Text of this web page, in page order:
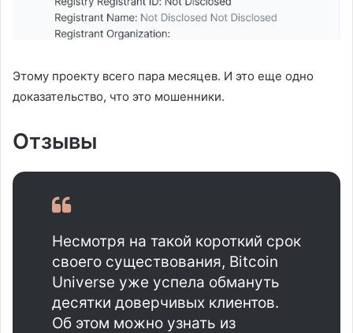
Этому проекту всего пара месяцев. И это еще одно
доказательство, что это мошенники.
Отзывы
Несмотря на такой короткий срок
своего существования, Bitcoin
Universe уже успела обмануть
десятки доверчивых клиентов.
Об этом можно узнать из